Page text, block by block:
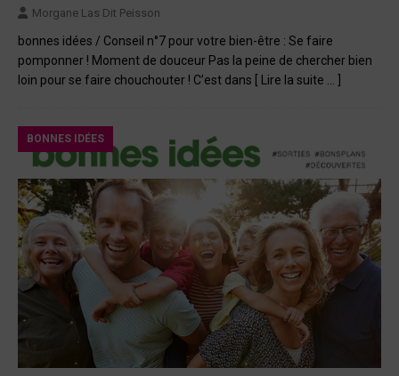
Morgane Las Dit Peisson
bonnes idées / Conseil n°7 pour votre bien-être : Se faire
pomponner ! Moment de douceur Pas la peine de chercher bien
loin pour se faire chouchouter ! C’est dans [ Lire la suite … ]
BONNES IDÉES